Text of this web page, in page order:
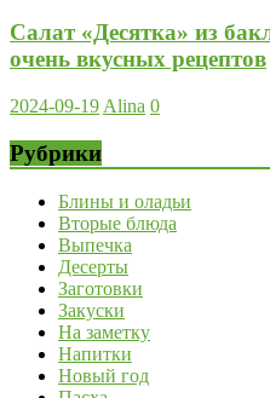
Салат «Десятка» из
очень вкусных рецептов
2024-09-19 Alina 0
Рубрики
Блины и оладьи
Вторые блюда
Выпечка
Десерты
Заготовки
Закуски
На заметку
Напитки
Новый год